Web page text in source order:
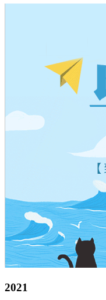
2021